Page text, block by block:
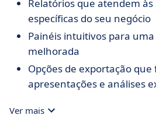
Relatórios que atendem às
específicas do seu negócio
Painéis intuitivos para
melhorada
Opções de exportação que
apresentações e análises
Ver mais